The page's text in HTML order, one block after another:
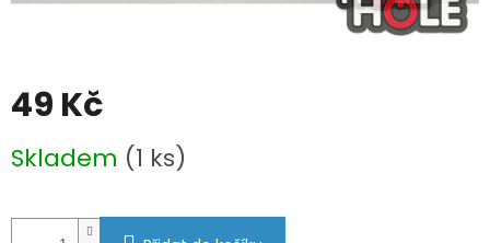
49 Kč
cena:
Skladem (1 ks)